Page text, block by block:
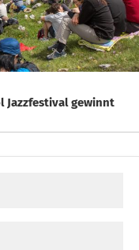
Jazzfestival gewinnt